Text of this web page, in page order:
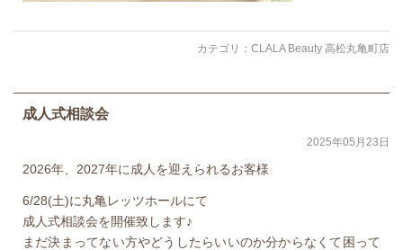
カテゴリ： CLALA Beauty 高松丸亀町店
成人式相談会
2025年05月23日
2026年、2027年に成人を迎えられるお客様
6/28(土)に丸亀レッツホールにて
成人式相談会を開催致します♪
まだ決まってない方やどうしたらいいのか分からなくて困って